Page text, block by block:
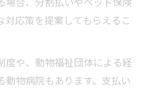
対応策を提案してもらえるこ
度や、動物福祉団体による経
動物病院もあります。支払い